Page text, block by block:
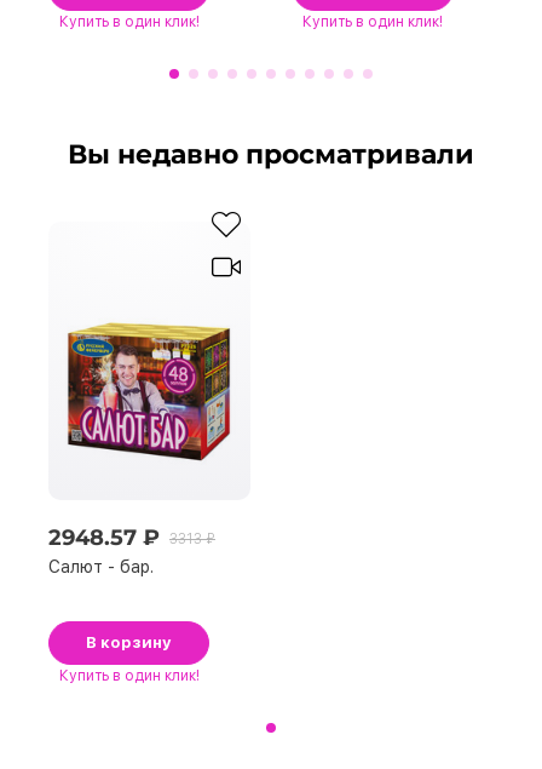
Купить в один клик! Купить в один клик!
Вы недавно просматривали
2948.57 ₽ 3313 ₽
Салют - бар.
В корзину
Купить в один клик!